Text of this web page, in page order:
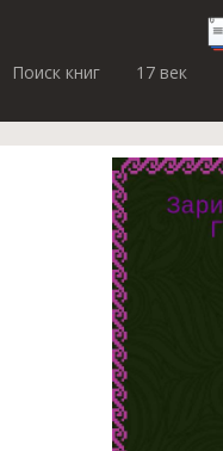
Поиск книг
17 век